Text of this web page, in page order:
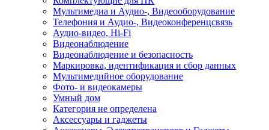
Мультимедиа и Аудио-, Видеооборудование
Телефония и Аудио-, Видеоконференцсвязь
Аудио-видео, Hi-Fi
Видеонаблюдение
Видеонаблюдение и безопасность
Маркировка, идентификация и сбор данных
Мультимедийное оборудование
Фото- и видеокамеры
Умный дом
Категория не определена
Аксессуары и гаджеты